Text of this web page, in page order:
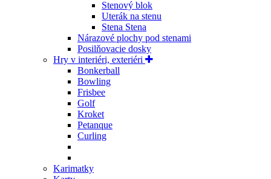
Stenový blok
Uterák na stenu
Stena Stena
Nárazové plochy pod stenami
Posilňovacie dosky
Hry v interiéri, exteriéri
Bonkerball
Bowling
Frisbee
Golf
Kroket
Petanque
Curling
Karimatky